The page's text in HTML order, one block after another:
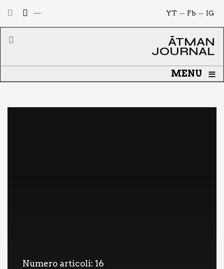
IG
Fb
YT
ĀTMAN
JOURNAL
MENU ≡
Numero articoli: 16